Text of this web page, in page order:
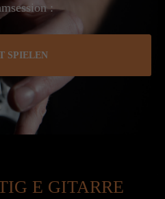
:
SPIELEN
E GITARRE